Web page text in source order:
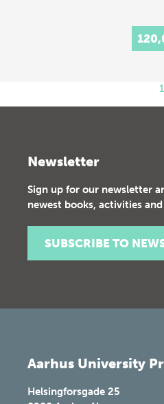
1
Newsletter
Sign up for our newsletter
newest books, activities
SUBSCRIBE TO
Aarhus University
Helsingforsgade 25